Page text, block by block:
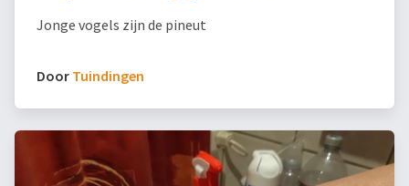
Jonge vogels zijn de pineut
Door Tuindingen